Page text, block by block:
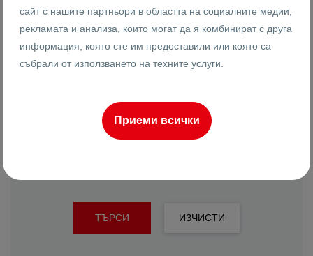
Подреди по
ТЪРСИ ИЗЧИСТИ
сайт с нашите партньори в областта на социалните медии,
рекламата и анализа, които могат да я комбинират с друга
информация, която сте им предоставили или която са
събрали от използването на техните услуги.
Приеми всички